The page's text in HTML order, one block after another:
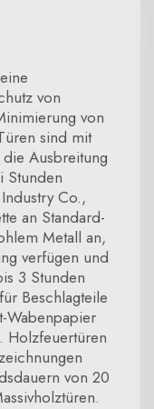
von
von
sind mit
Ausbreitung
Stunden
Co.,
an Standard-
Metall an,
verfügen und
3 Stunden
Beschlagteile
Wabenpapier
Holzfeuertüren
von 20